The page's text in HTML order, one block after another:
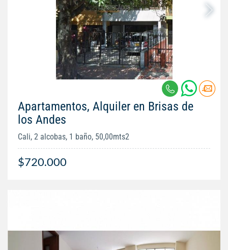
Apartamentos, Alquiler en Brisas de
los Andes
Cali, 2 alcobas, 1 baño, 50,00mts2
$720.000